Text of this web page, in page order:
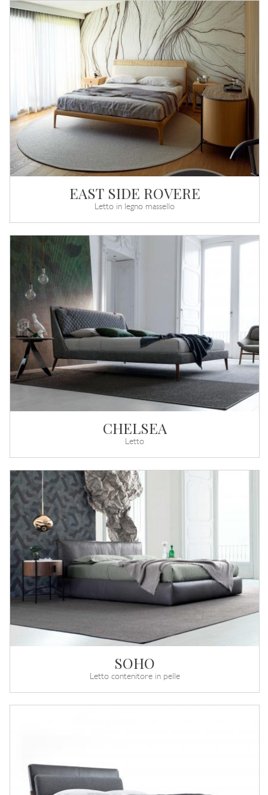
EAST SIDE ROVERE
Letto in legno massello
CHELSEA
Letto
SOHO
Letto contenitore in pelle